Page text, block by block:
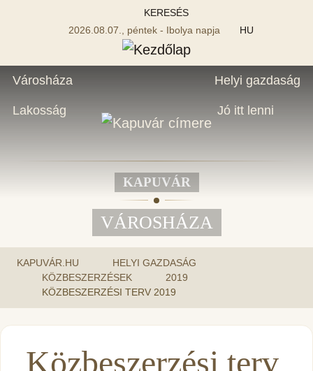
KERESÉS
2026.08.07., péntek - Ibolya napja
HU
Városháza
Lakosság
Helyi gazdaság
Jó itt lenni
KAPUVÁR
VÁROSHÁZA
KAPUVÁR.HU
HELYI GAZDASÁG
KÖZBESZERZÉSEK
2019
KÖZBESZERZÉSI TERV 2019
Közbeszerzési terv